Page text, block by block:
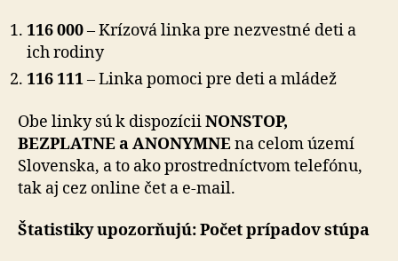
116 000– Krízová linka pre nezvestné deti a
ich rodiny
116 111– Linka pomoci pre deti a mládež
Obe linky sú k dispozíciiNONSTOP,
BEZPLATNE a ANONYMNEna celom území
Slovenska, a to ako prostredníctvom telefónu,
tak aj cez online čet a e-mail.
Štatistiky upozorňujú: Počet prípadov stúpa